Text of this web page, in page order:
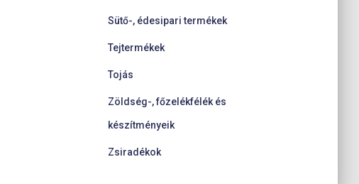
Sütő-, édesipari termékek
Tejtermékek
Tojás
Zöldség-, főzelékfélék és
készítményeik
Zsiradékok